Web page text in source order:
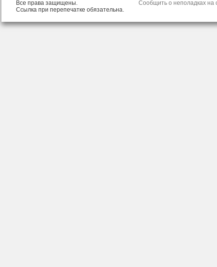
Все права защищены.
Ссылка при перепечатке обязательна.
Сообщить о неполадках на